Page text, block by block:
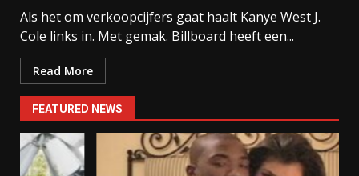
Als het om verkoopcijfers gaat haalt Kanye West J.
Cole links in. Met gemak. Billboard heeft een...
Read More
FEATURED NEWS